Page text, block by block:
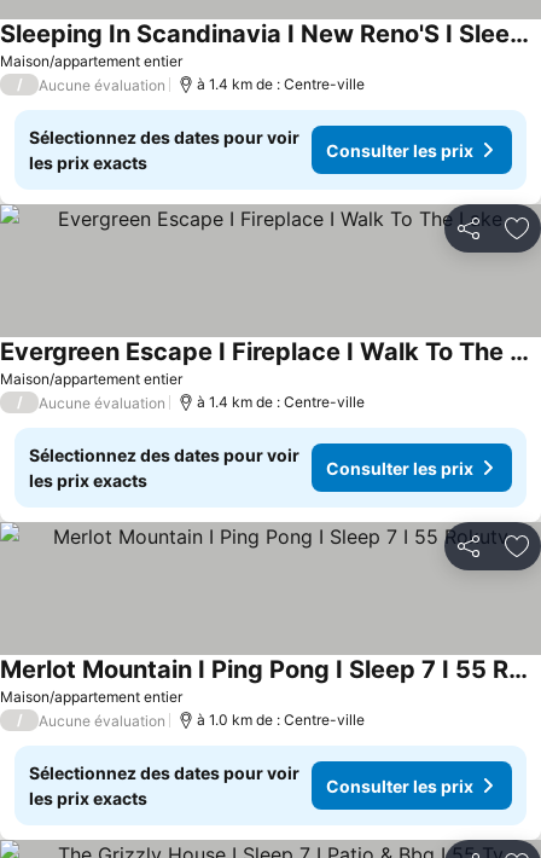
Maison/appartement entier
Sleeping In Scandinavia I New Reno'S I Sleep 7
Consulter les prix
/ Aucune évaluation à 1.4 km de : Centre-ville
Sélectionnez des dates pour voir
les prix exacts
Consulter les prix
Partager
Maison/appartement entier
Evergreen Escape I Fireplace I Walk To The Lake
Consulter les prix
/ Aucune évaluation à 1.4 km de : Centre-ville
Sélectionnez des dates pour voir
les prix exacts
Consulter les prix
Partager
Maison/appartement entier
Merlot Mountain I Ping Pong I Sleep 7 I 55 Rokutv
Consulter les prix
/ Aucune évaluation à 1.0 km de : Centre-ville
Sélectionnez des dates pour voir
les prix exacts
Consulter les prix